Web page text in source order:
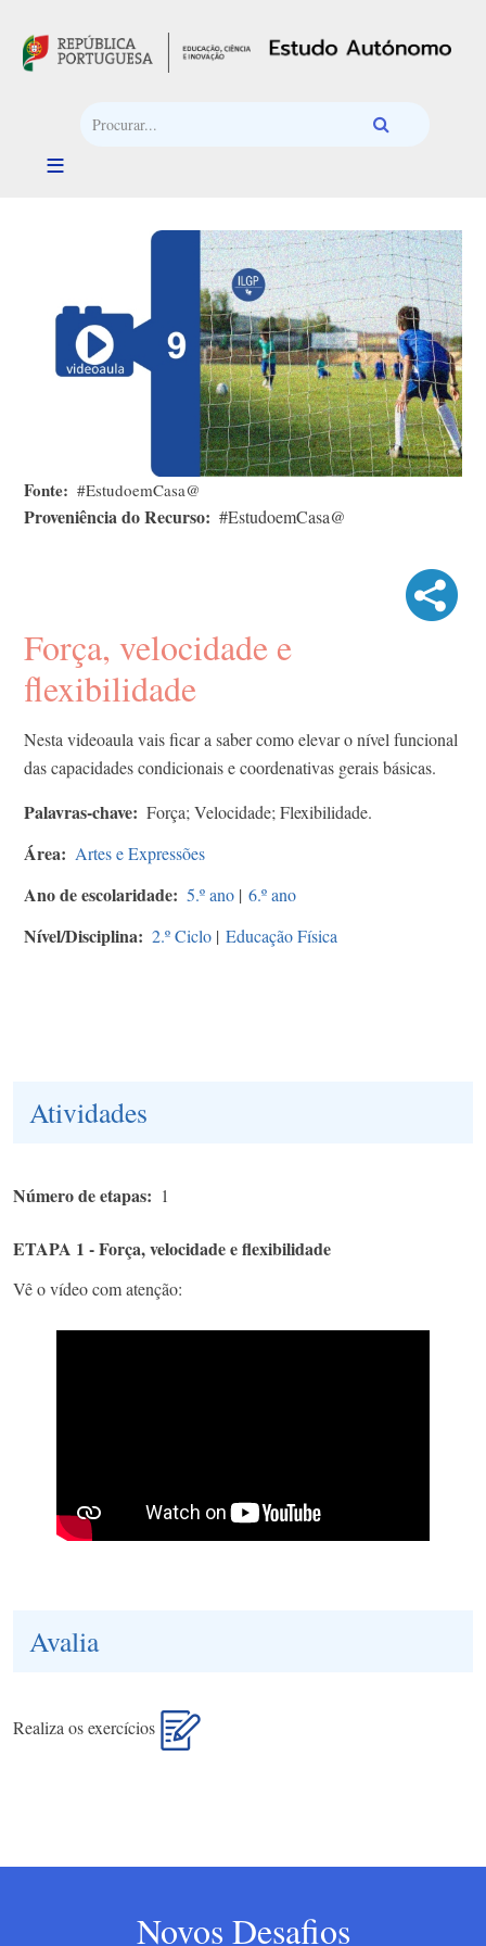
Fonte #EstudoemCasa@
Proveniência do Recurso #EstudoemCasa@
Força, velocidade e
flexibilidade
Nesta videoaula vais ficar a saber como elevar o nível funcional
das capacidades condicionais e coordenativas gerais básicas.
Palavras-chave Força; Velocidade; Flexibilidade.
Área Artes e Expressões
Ano de escolaridade 5.º ano | 6.º ano
Nível/Disciplina 2.º Ciclo | Educação Física
Atividades
Número de etapas 1
ETAPA 1 - Força, velocidade e flexibilidade
Vê o vídeo com atenção:
Avalia
Realiza os exercícios
Novos Desafios